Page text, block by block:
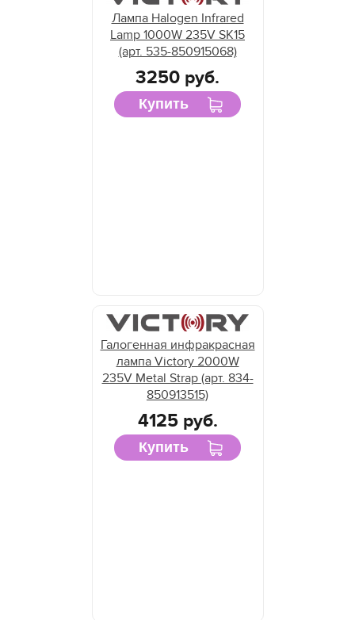
Лампа Halogen Infrared
Lamp 1000W 235V SK15
(арт. 535-850915068)
3250 руб.
Купить
Галогенная инфракрасная
лампа Victory 2000W
235V Metal Strap (арт. 834-
850913515)
4125 руб.
Купить